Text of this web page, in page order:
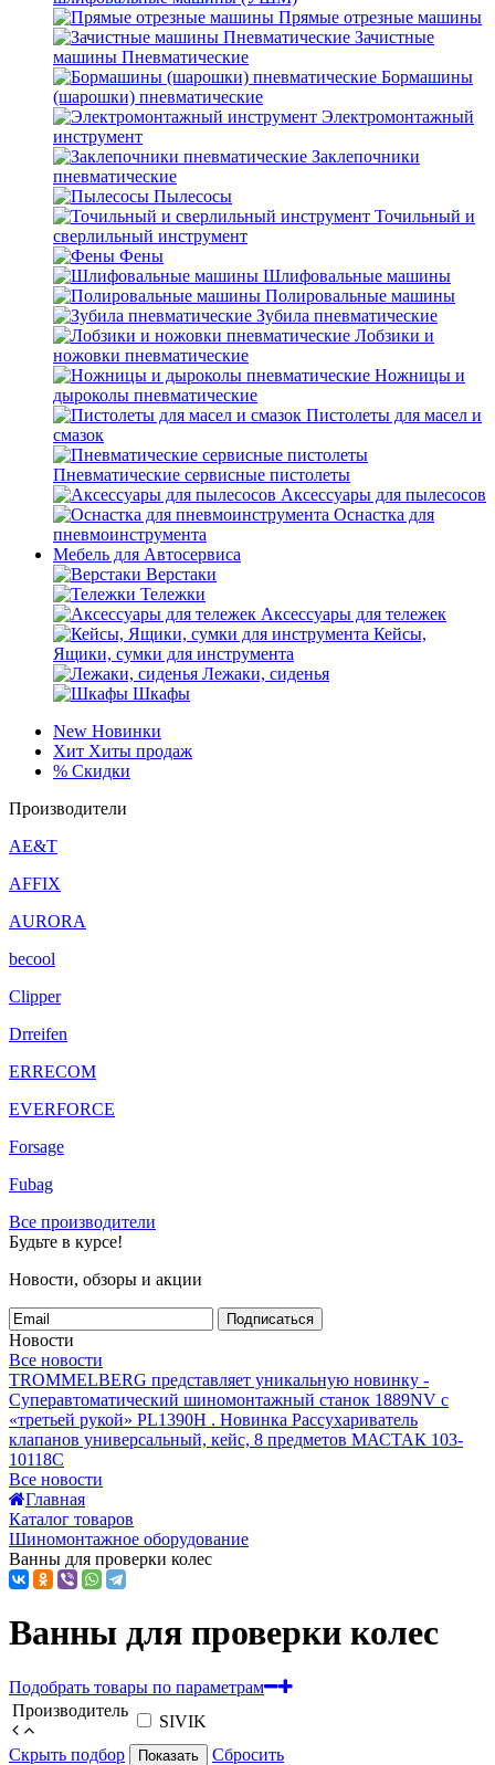
Прямые отрезные машины
Зачистные
машины Пневматические
Бормашины
(шарошки) пневматические
Электромонтажный
инструмент
Заклепочники
пневматические
Пылесосы
Точильный и
сверлильный инструмент
Фены
Шлифовальные машины
Полировальные машины
Зубила пневматические
Лобзики и
ножовки пневматические
Ножницы и
дыроколы пневматические
Пистолеты для масел и
смазок
Пневматические сервисные пистолеты
Аксессуары для пылесосов
Оснастка для
пневмоинструмента
Мебель для Автосервиса
Верстаки
Тележки
Аксессуары для тележек
Кейсы,
Ящики, сумки для инструмента
Лежаки, сиденья
Шкафы
New Новинки
Хит Хиты продаж
% Скидки
Производители
AE&T
AFFIX
AURORA
becool
Clipper
Drreifen
ERRECOM
EVERFORCE
Forsage
Fubag
Все производители
Будьте в курсе!
Новости, обзоры и акции
Подписаться
Новости
Все новости
TROMMELBERG представляет уникальную новинку -
Суперавтоматический шиномонтажный станок 1889NV с
«третьей рукой» PL1390H . Новинка Рассухариватель
клапанов универсальный, кейс, 8 предметов МАСТАК 103-
10118C
Все новости
Главная
Каталог товаров
Шиномонтажное оборудование
Ванны для проверки колес
Ванны для проверки колес
Подобрать товары по параметрам
Производитель
SIVIK
Скрыть подбор
Показать
Сбросить